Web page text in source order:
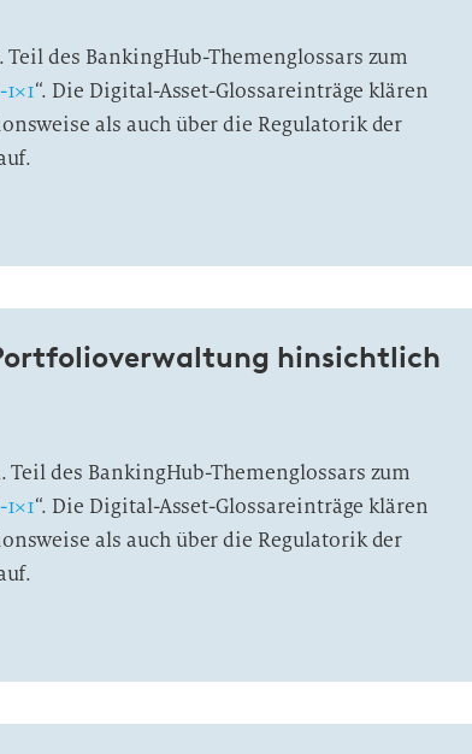
Teil des BankingHub-Themenglossars zum
“. Die Digital-Asset-Glossareinträge klären
als auch über die Regulatorik der
hinsichtlich
Teil des BankingHub-Themenglossars zum
“. Die Digital-Asset-Glossareinträge klären
als auch über die Regulatorik der